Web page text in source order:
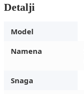
Detalji
Model
Namena
Snaga